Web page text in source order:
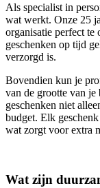
Als specialist in
wat werkt. Onze 25
organisatie perfect te
geschenken op tijd
verzorgd is.
Bovendien kun je
van de grootte van
geschenken niet
budget. Elk
wat zorgt voor extra
Wat zijn